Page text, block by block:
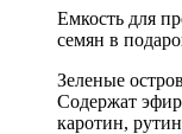
Емкость для
семян в
Зеленые
Содержат
каротин,